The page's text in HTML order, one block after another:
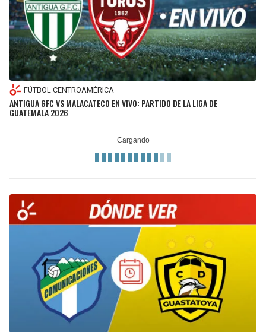
FÚTBOL CENTROAMÉRICA
ANTIGUA GFC VS MALACATECO EN VIVO: PARTIDO DE LA LIGA DE
GUATEMALA 2026